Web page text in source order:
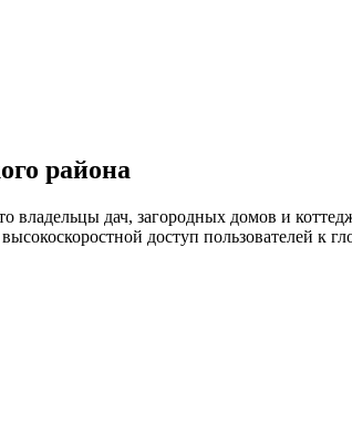
района
дач, загородных домов и
доступ пользователей к